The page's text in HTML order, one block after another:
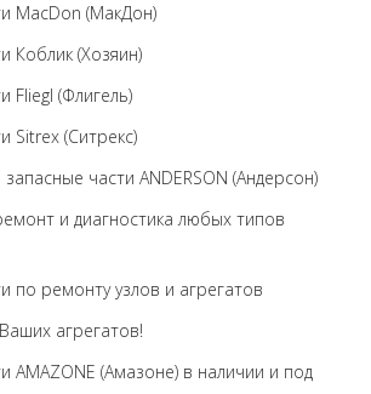
MacDon (МакДон)
Коблик (Хозяин)
Fliegl (Флигель)
Sitrex (Ситрекс)
части ANDERSON (Андерсон)
и диагностика любых типов
по ремонту узлов и агрегатов
агрегатов!
AMAZONE (Амазоне) в наличии и под